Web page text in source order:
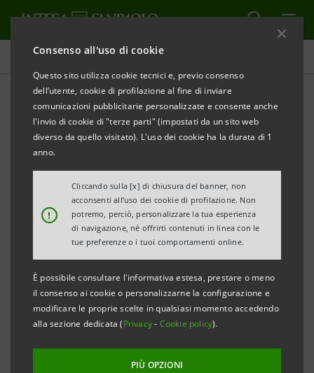
Consenso all'uso di cookie
Questo sito utilizza cookie tecnici e, previo consenso
dell’utente, cookie di profilazione al fine di inviare
comunicazioni pubblicitarie personalizzate e consente anche
l'invio di cookie di "terze parti" (impostati da un sito web
diverso da quello visitato). L'uso dei cookie ha la durata di 1
anno.
!
Cliccando sulla [x] di chiusura del banner, non
acconsenti all’uso dei cookie di profilazione. Non
potremo, perciò, personalizzare la tua esperienza
di navigazione, né offrirti contenuti in linea con le
tue preferenze o i tuoi comportamenti online.
È possibile consultare l'informativa estesa, prestare o meno
il consenso ai cookie o personalizzarne la configurazione e
modificare le proprie scelte in qualsiasi momento accedendo
alla sezione dedicata (Privacy- Cookie policy).
PIÙ OPZIONI
Comunicati stampa
STAMPA AGGIORNA
LA MG PROJECT PROSEGUE IL PERCORSO DI
SVILUPPO E INVESTE SUL WELFARE AZIENDALE
dipendenti con una polizza sanitaria collettiva
messa a disposizione dal Gruppo Intesa Sanpaolo
Pescara, 18 maggio 2023 –Protagonista in Italia nella
progettazione di impianti e servizi di
telecomunicazioni, la MG Project si conferma una
realtà molto legata ai propri collaboratori per i quali
spese mediche con Intesa Sanpaolo RBM Salute,